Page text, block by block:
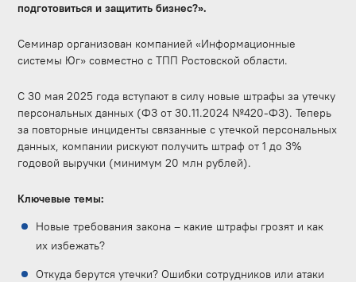
подготовиться и защитить бизнес?».
Семинар организован компанией «Информационные
системы Юг» совместно с ТПП Ростовской области.
С 30 мая 2025 года вступают в силу новые штрафы за утечку
персональных данных (ФЗ от 30.11.2024 №420-ФЗ). Теперь
за повторные инциденты связанные с утечкой персональных
данных, компании рискуют получить штраф от 1 до 3%
годовой выручки (минимум 20 млн рублей).
Ключевые темы:
Новые требования закона – какие штрафы грозят и как
их избежать?
Откуда берутся утечки? Ошибки сотрудников или атаки